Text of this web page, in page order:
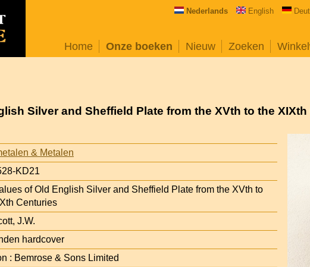
Nederlands English
Home Onze boeken Nieuw Zoeken
Silver and Sheffield Plate from the XVth to the
& Metalen
KD21
of Old English Silver and Sheffield Plate from the XVth to
Centuries
J.W.
hardcover
: Bemrose & Sons Limited